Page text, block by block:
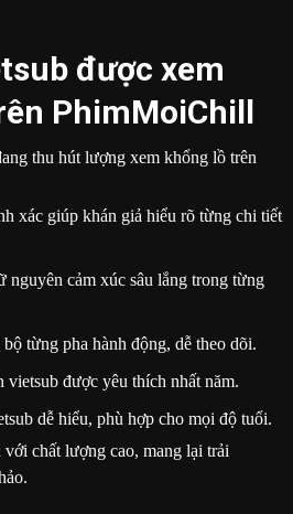
được xem
PhimMoiChill
thu hút lượng xem khổng lồ trên
xác giúp khán giả hiểu rõ từng chi tiết
nguyên cảm xúc sâu lắng trong từng
từng pha hành động, dễ theo dõi.
vietsub được yêu thích nhất năm.
dễ hiểu, phù hợp cho mọi độ tuổi.
chất lượng cao, mang lại trải